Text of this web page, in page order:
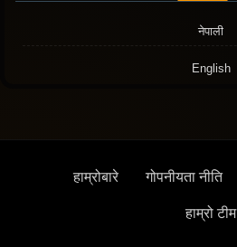
नेपाली
English
हाम्रोबारे गोपनीयता नीति
हाम्रो टीम